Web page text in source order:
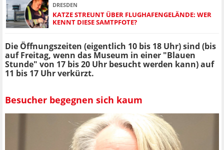
DRESDEN
KATZE STREUNT ÜBER FLUGHAFENGELÄNDE: WER
KENNT DIESE SAMTPFOTE?
Die Öffnungszeiten (eigentlich 10 bis 18 Uhr) sind (bis
auf Freitag, wenn das Museum in einer "Blauen
Stunde" von 17 bis 20 Uhr besucht werden kann) auf
11 bis 17 Uhr verkürzt.
Besucher begegnen sich kaum